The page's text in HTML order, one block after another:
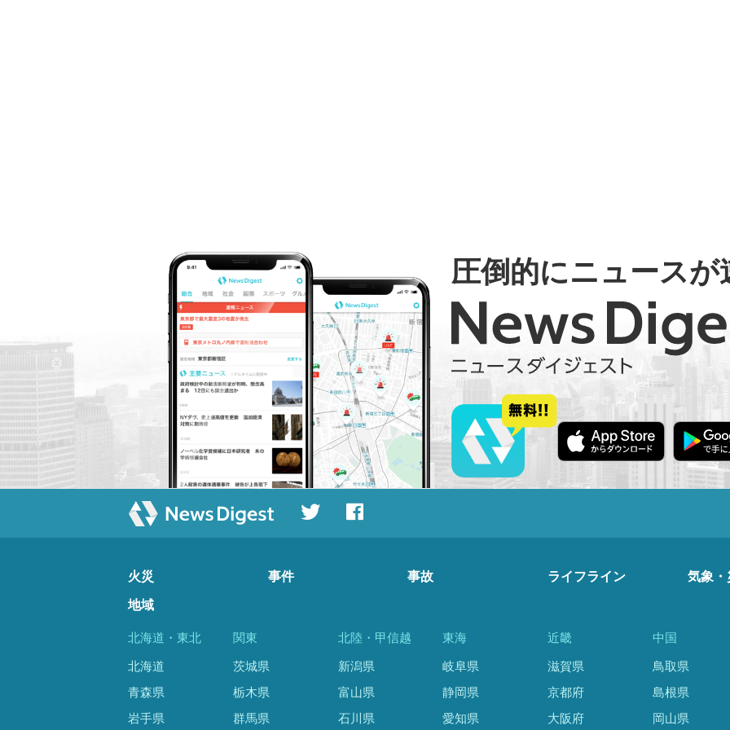
圧倒的にニュースが
火災 事件 事故 ライフライン 気象・
地域
北海道・東北
北海道
青森県
岩手県
関東
茨城県
栃木県
群馬県
北陸・甲信越
新潟県
富山県
石川県
東海
岐阜県
静岡県
愛知県
近畿
滋賀県
京都府
大阪府
中国
鳥取県
島根県
岡山県